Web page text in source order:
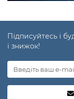
Підписуйтесь і
і знижок!